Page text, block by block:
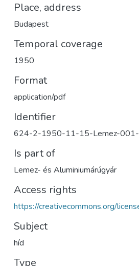
Place, address
Budapest
Temporal coverage
1950
Format
application/pdf
Identifier
624-2-1950-11-15-Lemez-
Is part of
Lemez- és Aluminiumárúgyár
Access rights
https://creativecommons.org/
Subject
híd
Type